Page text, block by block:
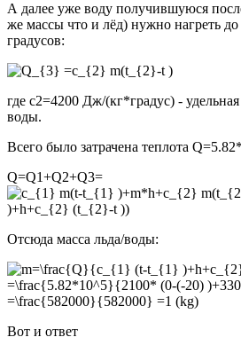
А далее уже воду получившуюся
же массы что и лёд) нужно нагреть
градусов:
где с2=4200 Дж/(кг*градус) -
воды.
Всего было затрачена теплота
Q=Q1+Q2+Q3=
Отсюда масса льда/воды:
Вот и ответ